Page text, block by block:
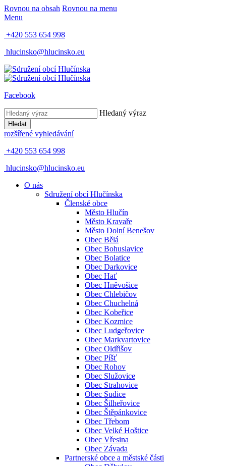
Rovnou na obsah Rovnou na menu
Menu
+420 553 654 998
hlucinsko@hlucinsko.eu
Facebook
Hledaný výraz
Hledat
rozšířené vyhledávání
+420 553 654 998
hlucinsko@hlucinsko.eu
O nás
Sdružení obcí Hlučínska
Členské obce
Město Hlučín
Město Kravaře
Město Dolní Benešov
Obec Bělá
Obec Bohuslavice
Obec Bolatice
Obec Darkovice
Obec Hať
Obec Hněvošice
Obec Chlebičov
Obec Chuchelná
Obec Kobeřice
Obec Kozmice
Obec Ludgeřovice
Obec Markvartovice
Obec Oldřišov
Obec Píšť
Obec Rohov
Obec Služovice
Obec Strahovice
Obec Sudice
Obec Šilheřovice
Obec Štěpánkovice
Obec Třebom
Obec Velké Hoštice
Obec Vřesina
Obec Závada
Partnerské obce a městské části